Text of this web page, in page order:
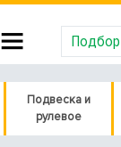
Подвеска и
рулевое